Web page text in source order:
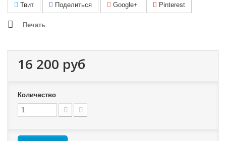
Твит Поделиться Google+ Pinterest
Печать
16 200 руб
Количество